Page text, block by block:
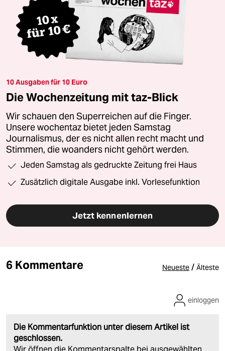
10 Ausgaben für 10 Euro
Die Wochenzeitung mit taz-Blick
Wir schauen den Superreichen auf die Finger.
Unsere wochentaz bietet jeden Samstag
Journalismus, der es nicht allen recht macht und
Stimmen, die woanders nicht gehört werden.
Jeden Samstag als gedruckte Zeitung frei Haus
Zusätzlich digitale Ausgabe inkl. Vorlesefunktion
Jetzt kennenlernen
6 Kommentare Neueste / Älteste
Die Kommentarfunktion unter diesem Artikel ist
geschlossen.
einloggen